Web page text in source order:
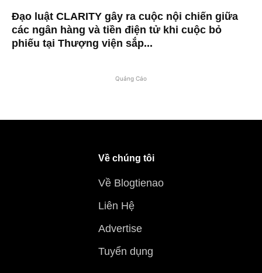
Đạo luật CLARITY gây ra cuộc nội chiến giữa
các ngân hàng và tiền điện tử khi cuộc bỏ
phiếu tại Thượng viện sắp...
Quảng Cáo
Về chúng tôi
Về Blogtienao
Liên Hệ
Advertise
Tuyển dụng